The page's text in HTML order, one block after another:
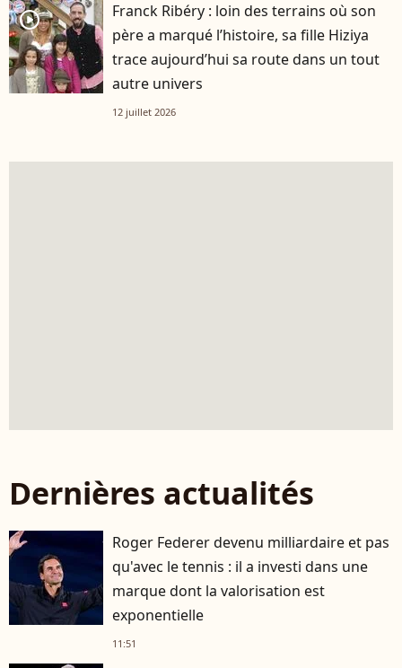
player2
Franck Ribéry : loin des terrains où son
père a marqué l’histoire, sa fille Hiziya
trace aujourd’hui sa route dans un tout
autre univers
12 juillet 2026
Dernières actualités
Roger Federer devenu milliardaire et pas
qu'avec le tennis : il a investi dans une
marque dont la valorisation est
exponentielle
11:51